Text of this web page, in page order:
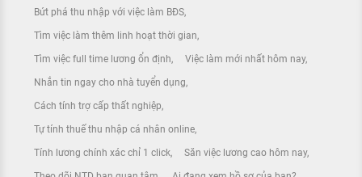
Bứt phá thu nhập với việc làm BĐS
Tìm việc làm thêm linh hoạt thời gian
Tìm việc full time lương ổn định Việc làm mới nhất hôm nay
Nhắn tin ngay cho nhà tuyển dụng
Cách tính trợ cấp thất nghiệp
Tự tính thuế thu nhập cá nhân online
Tính lương chính xác chỉ 1 click Săn việc lương cao hôm nay